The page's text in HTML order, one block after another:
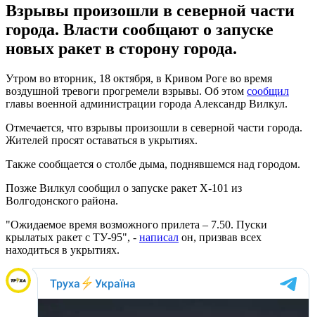
Взрывы произошли в северной части
города. Власти сообщают о запуске
новых ракет в сторону города.
Утром во вторник, 18 октября, в Кривом Роге во время
воздушной тревоги прогремели взрывы. Об этом сообщил
главы военной администрации города Александр Вилкул.
Отмечается, что взрывы произошли в северной части города.
Жителей просят оставаться в укрытиях.
Также сообщается о столбе дыма, поднявшемся над городом.
Позже Вилкул сообщил о запуске ракет Х-101 из
Волгодонского района.
"Ожидаемое время возможного прилета – 7.50. Пуски
крылатых ракет с ТУ-95", - написал он, призвав всех
находиться в укрытиях.